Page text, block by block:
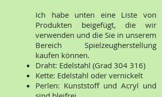
Ich habe unten eine Liste von
Produkten beigefügt, die wir
verwenden und die Sie in unserem
Bereich Spielzeugherstellung
kaufen können.
Draht: Edelstahl (Grad 304 316)
Kette: Edelstahl oder vernickelt
Perlen: Kunststoff und Acryl und